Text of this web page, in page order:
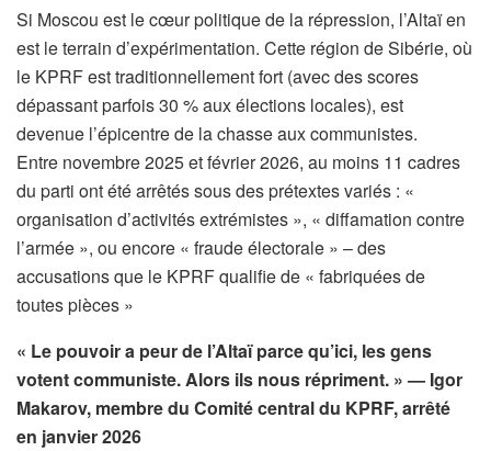
Si Moscou est le cœur politique de la répression, l’Altaï en
est le terrain d’expérimentation. Cette région de Sibérie, où
le KPRF est traditionnellement fort (avec des scores
dépassant parfois 30 % aux élections locales), est
devenue l’épicentre de la chasse aux communistes.
Entre novembre 2025 et février 2026, au moins 11 cadres
du parti ont été arrêtés sous des prétextes variés : «
organisation d’activités extrémistes », « diffamation contre
l’armée », ou encore « fraude électorale » – des
accusations que le KPRF qualifie de « fabriquées de
toutes pièces »
« Le pouvoir a peur de l’Altaï parce qu’ici, les gens
votent communiste. Alors ils nous répriment. » — Igor
Makarov, membre du Comité central du KPRF, arrêté
en janvier 2026